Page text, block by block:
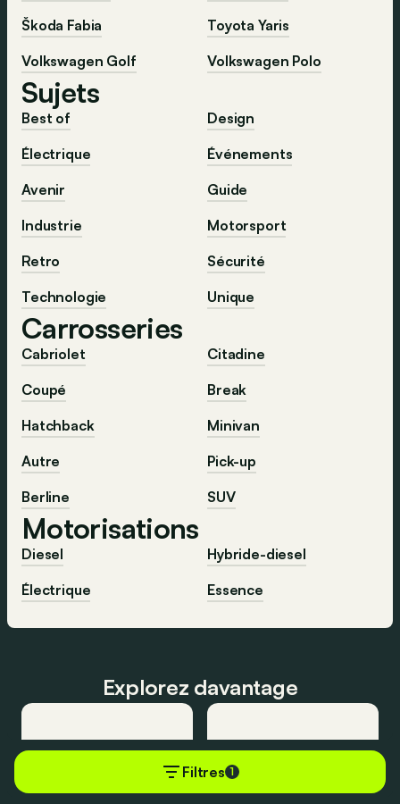
Filtres 1
Škoda Fabia
Toyota Yaris
Volkswagen Golf
Volkswagen Polo
Sujets
Best of
Design
Électrique
Événements
Avenir
Guide
Industrie
Motorsport
Retro
Sécurité
Technologie
Unique
Carrosseries
Cabriolet
Citadine
Coupé
Break
Hatchback
Minivan
Autre
Pick-up
Berline
SUV
Motorisations
Diesel
Hybride-diesel
Électrique
Essence
Explorez davantage
Les meilleures
voitures